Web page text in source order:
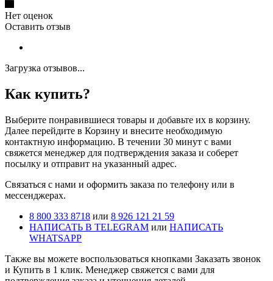
Нет оценок
Оставить отзыв
Загрузка отзывов...
Как купить?
Выберите понравившиеся товары и добавьте их в корзину.
Далее перейдите в Корзину и внесите необходимую
контактную информацию. В течении 30 минут с вами
свяжется менеджер для подтверждения заказа и соберет
посылку и отправит на указанный адрес.
Cвязаться с нами и оформить заказа по телефону или в
мессенджерах.
8 800 333 8718 или 8 926 121 21 59
НАПИСАТЬ В TELEGRAM или НАПИСАТЬ
WHATSAPP
Также вы можете воспользоваться кнопками Заказать звонок
и Купить в 1 клик. Менеджер свяжется с вами для